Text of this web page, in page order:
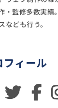
・監修多数実績
なども行う。
フィール
twitter